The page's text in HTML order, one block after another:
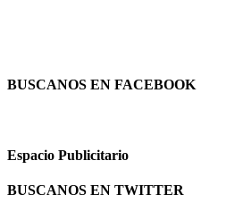
BUSCANOS EN FACEBOOK
Espacio Publicitario
BUSCANOS EN TWITTER